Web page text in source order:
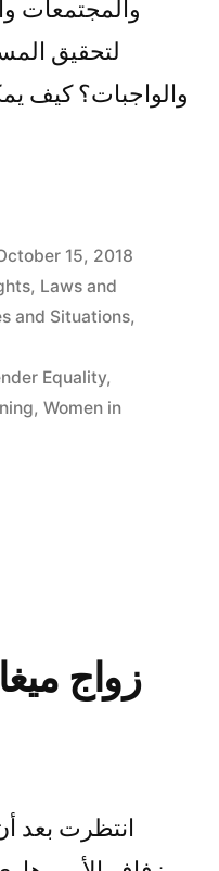
والمجتمعات
لتحقيق
والواجبات؟ كيف
15, 2018
, Laws and
and Situations,
Equality,
, Women in
زواج
انتظرت بعد